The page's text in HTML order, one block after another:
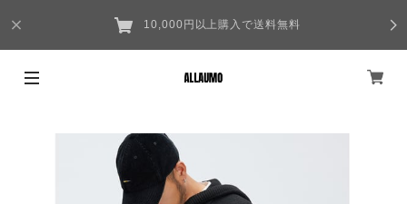
10,000円以上購入で送料無料